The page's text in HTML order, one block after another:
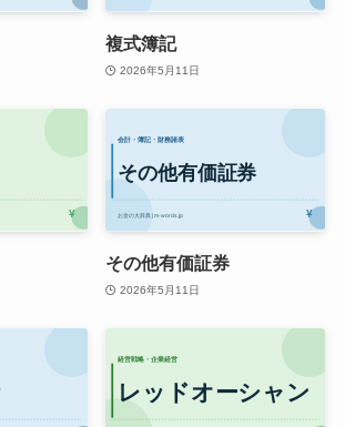
複式簿記
2026年5月11日
その他有価証券
2026年5月11日